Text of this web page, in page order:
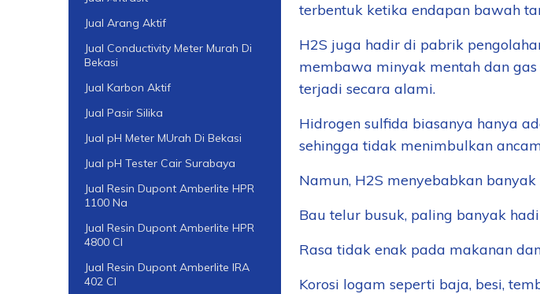
terbentuk ketika endapan bawah
H2S juga hadir di pabrik
membawa minyak mentah dan
terjadi secara alami.
Hidrogen sulfida biasanya hanya
sehingga tidak menimbulkan
Namun, H2S menyebabkan
Bau telur busuk, paling banyak
Rasa tidak enak pada makanan
Korosi logam seperti baja, besi,
Jual Arang Aktif
Jual Conductivity Meter Murah Di
Bekasi
Jual Karbon Aktif
Jual Pasir Silika
Jual pH Meter MUrah Di Bekasi
Jual pH Tester Cair Surabaya
Jual Resin Dupont Amberlite HPR
1100 Na
Jual Resin Dupont Amberlite HPR
4800 Cl
Jual Resin Dupont Amberlite IRA
402 Cl